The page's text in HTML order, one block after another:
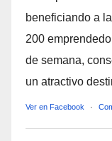
beneficiando a
200
de semana,
un atractivo
Ver en Facebook ·